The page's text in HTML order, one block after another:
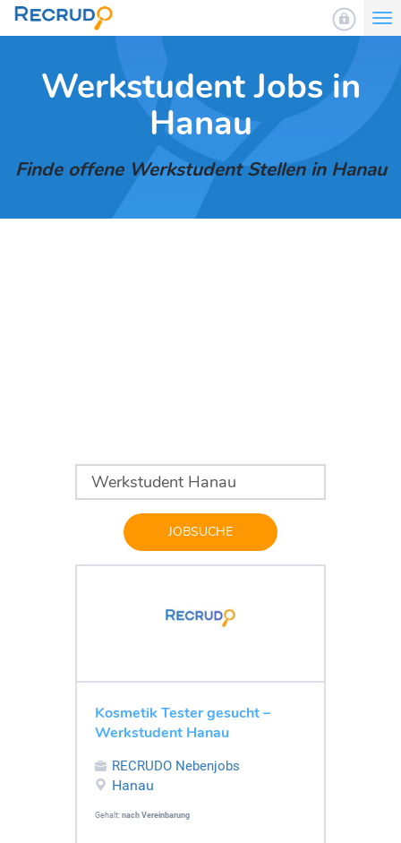
Werkstudent Jobs in
Hanau
Finde offene Werkstudent Stellen in Hanau
JOBSUCHE
Kosmetik Tester gesucht –
Werkstudent Hanau
RECRUDO Nebenjobs
Hanau
Gehalt: nach Vereinbarung